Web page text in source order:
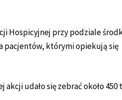
Hospicyjnej przy podziale
pacjentów, którymi opiekują się
udało się zebrać około 450